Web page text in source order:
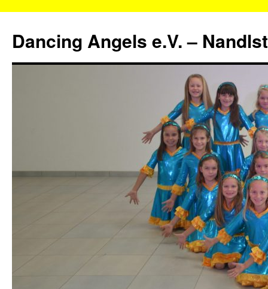
springen
Dancing Angels e.V. –